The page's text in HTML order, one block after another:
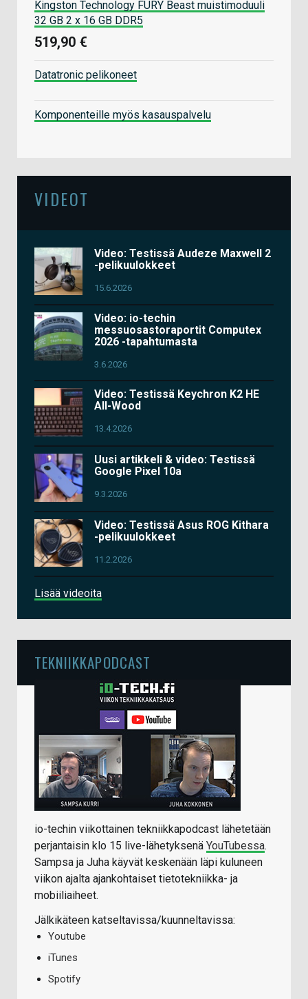
Kingston Technology FURY Beast muistimoduuli
32 GB 2 x 16 GB DDR5
519,90 €
Datatronic pelikoneet
Komponenteille myös kasauspalvelu
VIDEOT
Video: Testissä Audeze Maxwell 2
-pelikuulokkeet
15.6.2026
Video: io-techin
messuosastoraportit Computex
2026 -tapahtumasta
3.6.2026
Video: Testissä Keychron K2 HE
All-Wood
13.4.2026
Uusi artikkeli & video: Testissä
Google Pixel 10a
9.3.2026
Video: Testissä Asus ROG Kithara
-pelikuulokkeet
11.2.2026
Lisää videoita
TEKNIIKKAPODCAST
io-techin viikottainen tekniikkapodcast lähetetään
perjantaisin klo 15 live-lähetyksenä YouTubessa.
Sampsa ja Juha käyvät keskenään läpi kuluneen
viikon ajalta ajankohtaiset tietotekniikka- ja
mobiiliaiheet.
Jälkikäteen katseltavissa/kuunneltavissa:
Youtube
iTunes
Spotify